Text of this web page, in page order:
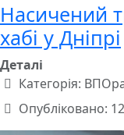
Насичений
хабі у Дніпрі
Деталі
Категорія:
Опубліковано: